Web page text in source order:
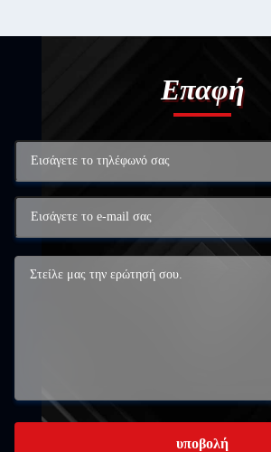
Επαφή
υποβολή